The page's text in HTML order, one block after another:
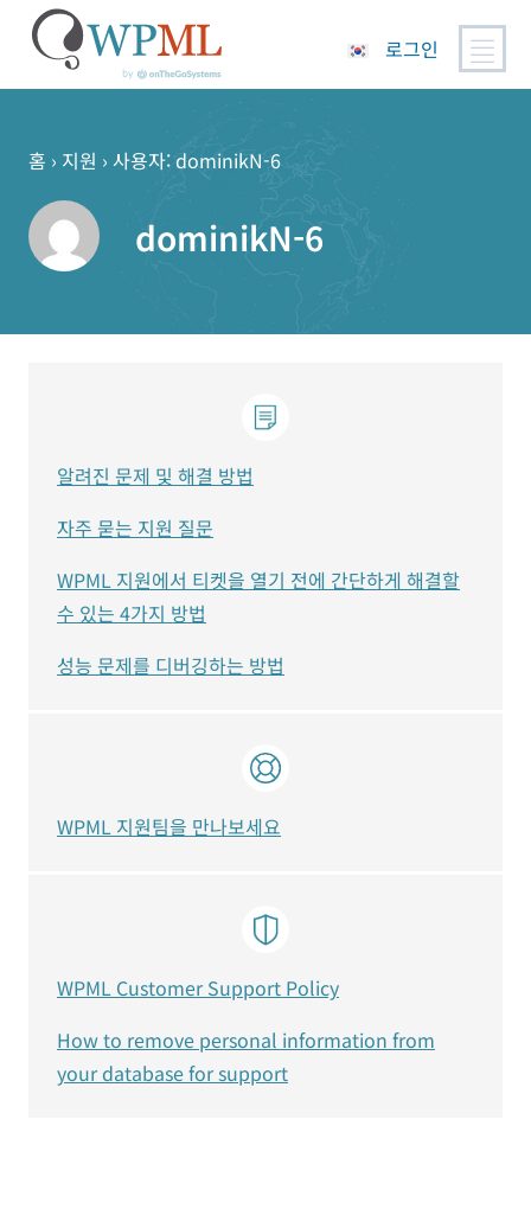
로그인
홈 › 지원 › 사용자: dominikN-6
dominikN-6
알려진 문제 및 해결 방법
자주 묻는 지원 질문
WPML 지원에서 티켓을 열기 전에 간단하게 해결할
수 있는 4가지 방법
성능 문제를 디버깅하는 방법
WPML 지원팀을 만나보세요
WPML Customer Support Policy
How to remove personal information from
your database for support